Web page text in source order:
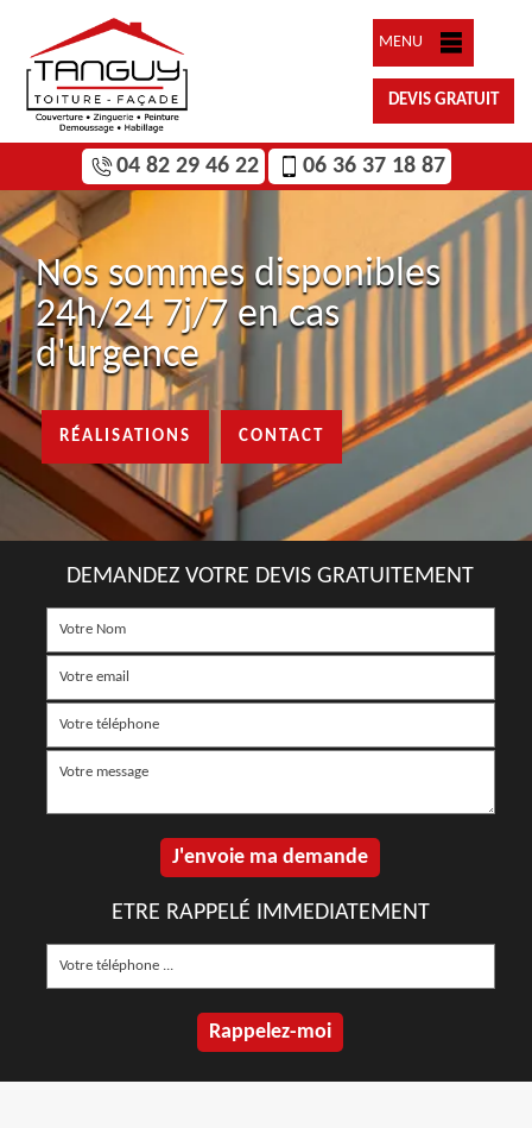
MENU
DEVIS GRATUIT
04 82 29 46 22 06 36 37 18 87
Nos sommes disponibles
24h/24 7j/7 en cas
d'urgence
RÉALISATIONS CONTACT
DEMANDEZ VOTRE DEVIS GRATUITEMENT
ETRE RAPPELÉ IMMEDIATEMENT